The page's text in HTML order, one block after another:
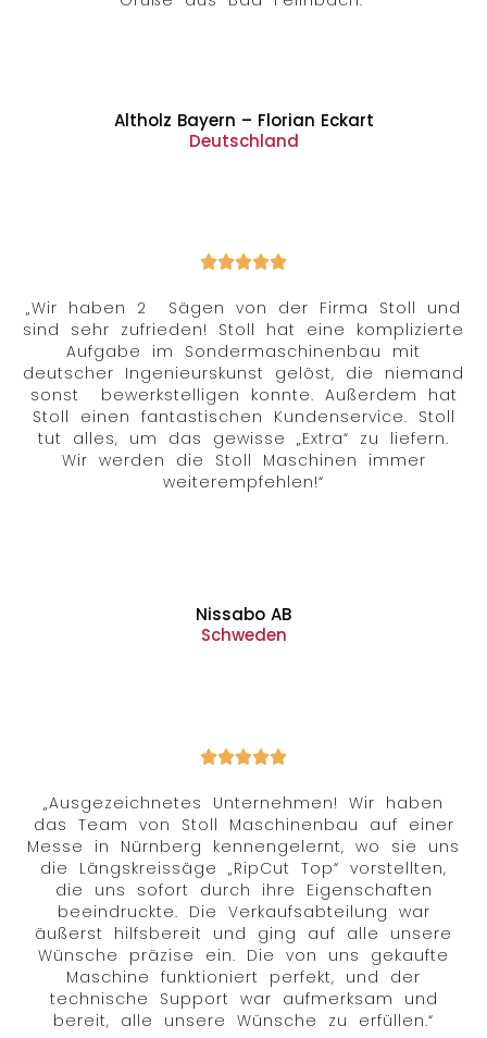
Altholz Bayern – Florian Eckart
Deutschland
„Wir haben 2 Sägen von der Firma Stoll und
sind sehr zufrieden! Stoll hat eine komplizierte
Aufgabe im Sondermaschinenbau mit
deutscher Ingenieurskunst gelöst, die niemand
sonst bewerkstelligen konnte. Außerdem hat
Stoll einen fantastischen Kundenservice. Stoll
tut alles, um das gewisse „Extra“ zu liefern.
Wir werden die Stoll Maschinen immer
weiterempfehlen!“
Nissabo AB
Schweden
„Ausgezeichnetes Unternehmen! Wir haben
das Team von Stoll Maschinenbau auf einer
Messe in Nürnberg kennengelernt, wo sie uns
die Längskreissäge „RipCut Top“ vorstellten,
die uns sofort durch ihre Eigenschaften
beeindruckte. Die Verkaufsabteilung war
äußerst hilfsbereit und ging auf alle unsere
Wünsche präzise ein. Die von uns gekaufte
Maschine funktioniert perfekt, und der
technische Support war aufmerksam und
bereit, alle unsere Wünsche zu erfüllen.“